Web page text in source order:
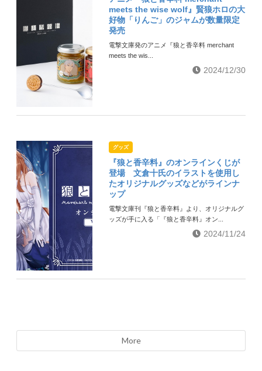
meets the wise wolf』賢狼ホロの大
好物「りんご」のジャムが数量限定
発売
電撃文庫発のアニメ『狼と香辛料 merchant
meets the wis...
2024/12/30
グッズ
『狼と香辛料』のオンラインくじが
登場 文倉十氏のイラストを使用し
たオリジナルグッズなどがラインナ
ップ
電撃文庫刊『狼と香辛料』より、オリジナルグ
ッズが手に入る「『狼と香辛料』オン...
2024/11/24
More